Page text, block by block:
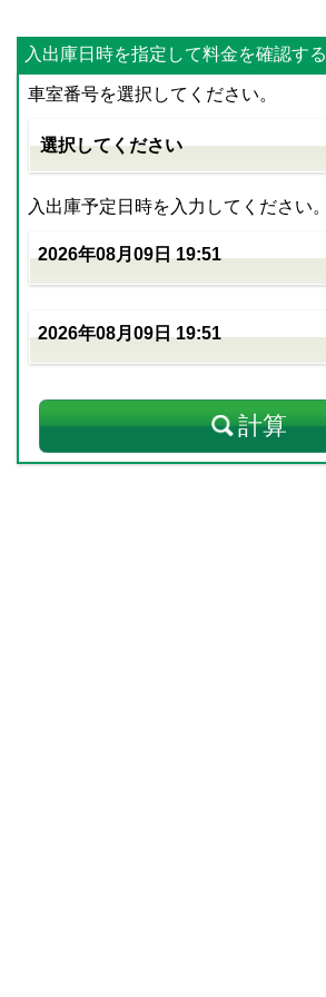
入出庫日時を指定して料金を確認する
車室番号を選択してください。
入出庫予定日時を入力してください。
計算